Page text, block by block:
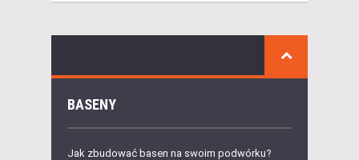
BASENY
Jak zbudować basen na swoim podwórku?